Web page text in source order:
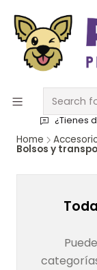
¿Tienes
Home
Bolsos y